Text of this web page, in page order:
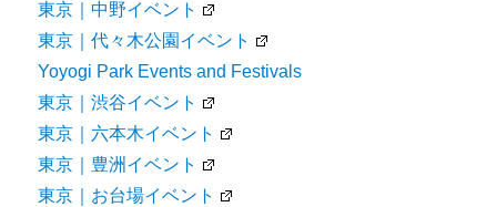
東京｜中野イベント
東京｜代々木公園イベント
Yoyogi Park Events and Festivals
東京｜渋谷イベント
東京｜六本木イベント
東京｜豊洲イベント
東京｜お台場イベント